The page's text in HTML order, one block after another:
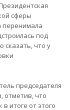
сферы
перенимала
под
сказать, что у
председателя
отметив, что
итоге от этого